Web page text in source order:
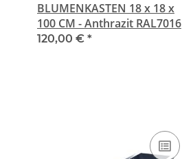
BLUMENKASTEN 18 x 18 x
100 CM - Anthrazit RAL7016
120,00 € *